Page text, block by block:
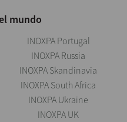
mundo
INOXPA Portugal
INOXPA Russia
INOXPA Skandinavia
INOXPA South Africa
INOXPA Ukraine
INOXPA UK